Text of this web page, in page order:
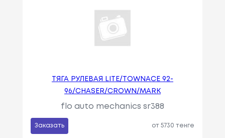
ТЯГА РУЛЕВАЯ LITE/TOWNACE 92-
96/CHASER/CROWN/MARK
flo auto mechanics sr388
Заказать от 5730 тенге